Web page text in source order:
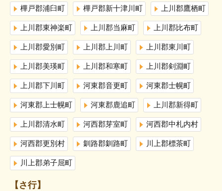
樺戸郡浦臼町 樺戸郡新十津川町 上川郡鷹栖町
上川郡東神楽町 上川郡当麻町 上川郡比布町
上川郡愛別町 上川郡上川町 上川郡東川町
上川郡美瑛町 上川郡和寒町 上川郡剣淵町
上川郡下川町 河東郡音更町 河東郡士幌町
河東郡上士幌町 河東郡鹿追町 上川郡新得町
上川郡清水町 河西郡芽室町 河西郡中札内村
河西郡更別村 釧路郡釧路町 川上郡標茶町
川上郡弟子屈町
【さ行】